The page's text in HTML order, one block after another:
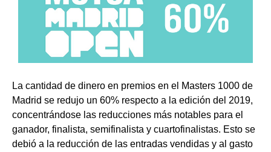
La cantidad de dinero en premios en el Masters 1000 de
Madrid se redujo un 60% respecto a la edición del 2019,
concentrándose las reducciones más notables para el
ganador, finalista, semifinalista y cuartofinalistas. Esto se
debió a la reducción de las entradas vendidas y al gasto